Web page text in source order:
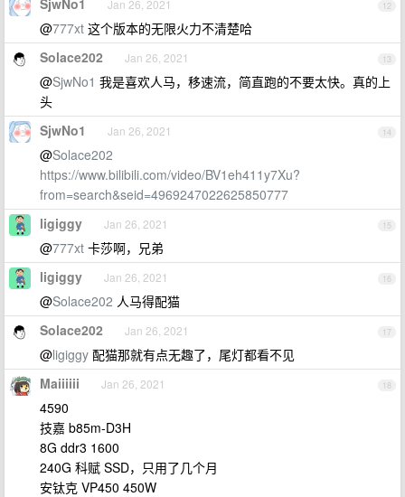
12
SjwNo1 Jan 26, 2021
@777xt 这个版本的无限火力不清楚哈
13
Solace202 Jan 26, 2021
@SjwNo1 我是喜欢人马，移速流，简直跑的不要太快。真的上
头
14
SjwNo1 Jan 26, 2021
@Solace202
https://www.bilibili.com/video/BV1eh411y7Xu?
from=search&seid=4969247022625850777
15
ligiggy Jan 26, 2021
@777xt 卡莎啊，兄弟
16
ligiggy Jan 26, 2021
@Solace202 人马得配猫
17
Solace202 Jan 26, 2021
@ligiggy 配猫那就有点无趣了，尾灯都看不见
18
Maiiiiii Jan 26, 2021
4590
技嘉 b85m-D3H
8G ddr3 1600
240G 科赋 SSD，只用了几个月
安钛克 VP450 450W